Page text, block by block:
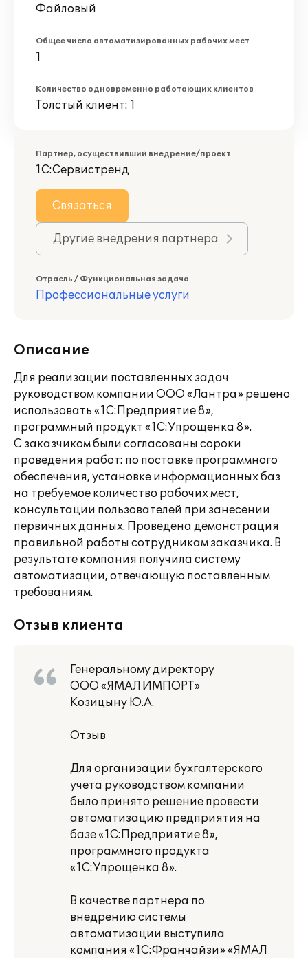
Файловый
Общее число автоматизированных рабочих мест
1
Количество одновременно работающих клиентов
Толстый клиент: 1
Партнер, осуществивший внедрение/проект
1С:Сервистренд
Связаться
Другие внедрения партнера
Отрасль / Функциональная задача
Профессиональные услуги
Описание
Для реализации поставленных задач
руководством компании ООО «Лантра» решено
использовать «1С:Предприятие 8»,
программный продукт «1С:Упрощенка 8».
С заказчиком были согласованы сороки
проведения работ: по поставке программного
обеспечения, установке информационных баз
на требуемое количество рабочих мест,
консультации пользователей при занесении
первичных данных. Проведена демонстрация
правильной работы сотрудникам заказчика. В
результате компания получила систему
автоматизации, отвечающую поставленным
требованиям.
Отзыв клиента
Генеральному директору
ООО «ЯМАЛ ИМПОРТ»
Козицыну Ю.А.
Отзыв
Для организации бухгалтерского
учета руководством компании
было принято решение провести
автоматизацию предприятия на
базе «1С:Предприятие 8»,
программного продукта
«1С:Упрощенка 8».
В качестве партнера по
внедрению системы
автоматизации выступила
компания «1С:Франчайзи» «ЯМАЛ